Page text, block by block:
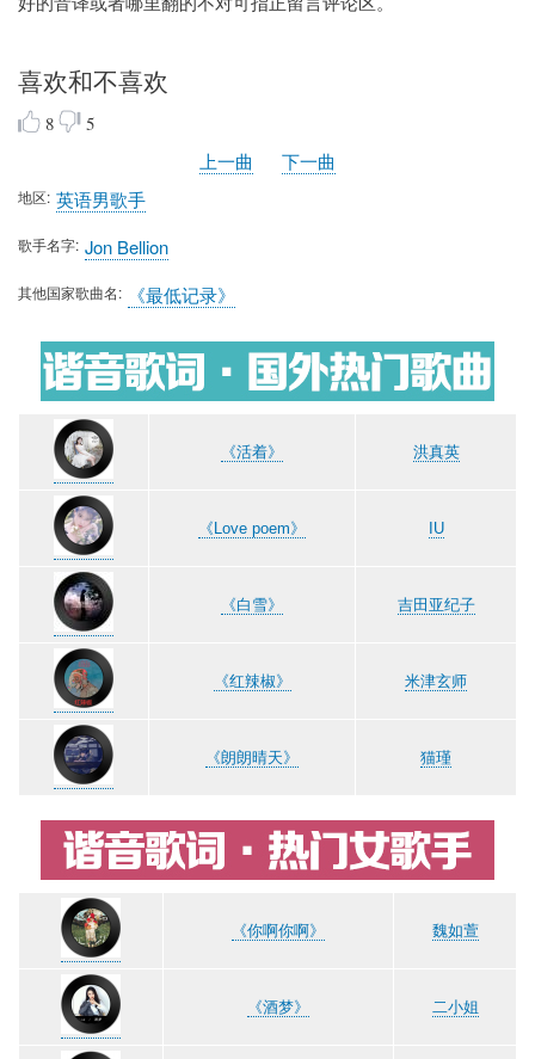
喜欢和不喜欢
8
5
上一曲
下一曲
地区 英语男歌手
歌手名字 Jon Bellion
其他国家歌曲名 《最低记录》
《活着》 洪真英
《Love poem》 IU
《白雪》 吉田亚纪子
《红辣椒》 米津玄师
《朗朗晴天》 猫瑾
《你啊你啊》 魏如萱
《酒梦》 二小姐